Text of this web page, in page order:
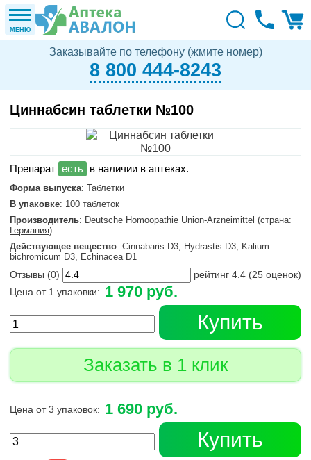
МЕНЮ
Заказывайте по телефону (жмите номер)
8 800 444-8243
Циннабсин таблетки №100
в наличии в аптеках.
Форма выпуска: Таблетки
В упаковке: 100 таблеток
Производитель: Deutsche Homoopathie Union-Arzneimittel (страна:
Германия)
Действующее вещество: Cinnabaris D3, Hydrastis D3, Kalium
bichromicum D3, Echinacea D1
Отзывы (0) рейтинг 4.4 (25 оценок)
Цена от 1 упаковки: 1 970 руб.
Купить
Заказать в 1 клик
Цена от 3 упаковок: 1 690 руб.
Купить